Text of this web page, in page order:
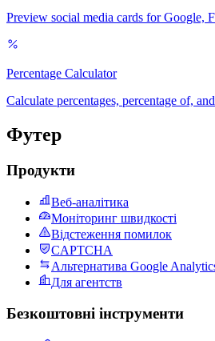
Preview social media cards for Google,
Percentage Calculator
Calculate percentages, percentage of,
Футер
Продукти
Веб-аналітика
Моніторинг швидкості
Відстеження помилок
CAPTCHA
Альтернатива Google
Для агентств
Безкоштовні інструменти